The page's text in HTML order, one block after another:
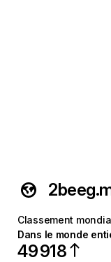
Classement
Dans le monde
49 918